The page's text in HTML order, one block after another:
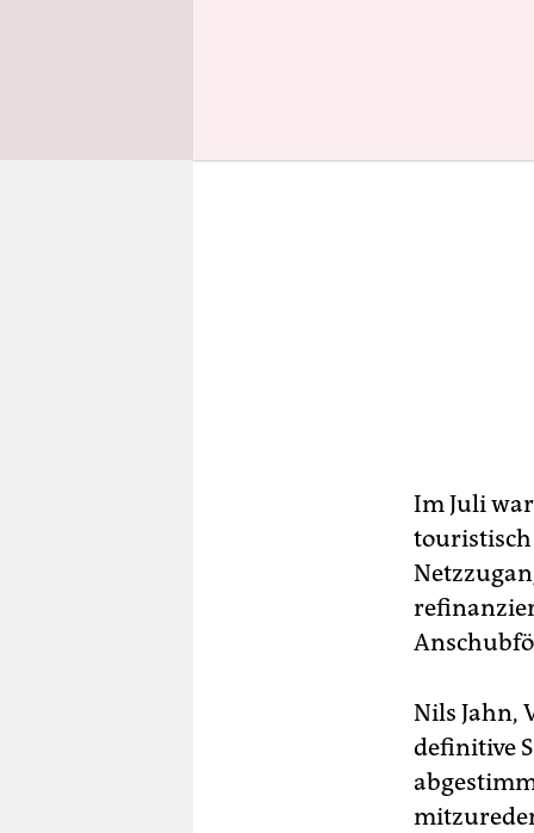
Im Juli
touristisch
Nils Jahn,
definitive